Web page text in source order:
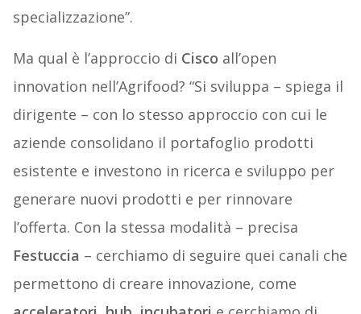
specializzazione”.
Ma qual è l’approccio di Cisco all’open
innovation nell’Agrifood? “Si sviluppa – spiega il
dirigente – con lo stesso approccio con cui le
aziende consolidano il portafoglio prodotti
esistente e investono in ricerca e sviluppo per
generare nuovi prodotti e per rinnovare
l’offerta. Con la stessa modalità – precisa
Festuccia – cerchiamo di seguire quei canali che
permettono di creare innovazione, come